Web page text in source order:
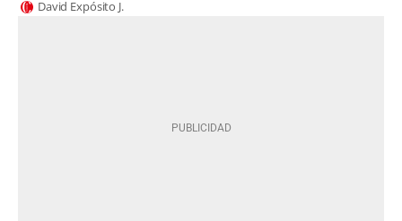
David Expósito J.